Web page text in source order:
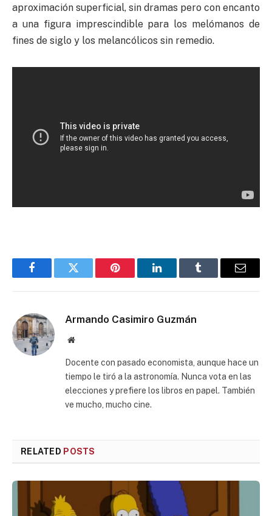
aproximación superficial, sin dramas pero con encanto
a una figura imprescindible para los melómanos de
fines de siglo y los melancólicos sin remedio.
FacebookTwitter Pinterest LinkedInTumblr Email
Armando Casimiro Guzmán
Website
Docente con pasado economista, aunque hace un
tiempo le tiró a la astronomía. Nunca vota en las
elecciones y prefiere los libros en papel. También
ve mucho, mucho cine.
RELATED POSTS